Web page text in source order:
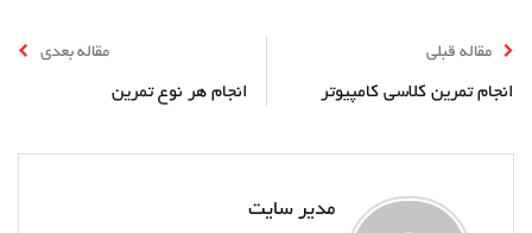
مقاله قبلی
انجام تمرین کلاسی کامپیوتر
مقاله بعدی
انجام هر نوع تمرین
مدیر سایت